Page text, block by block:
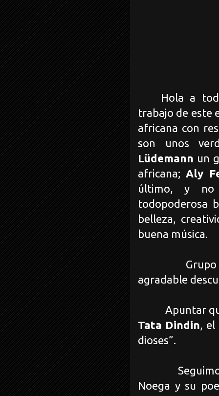
Hola a
trabajo de este
africana con
son unos
Lüdemann un
africana;Aly
último, y no
todopoderosa
belleza,
buena música.
agradable
Apuntar
Tata Dindin, el
dioses”.
Noega y su